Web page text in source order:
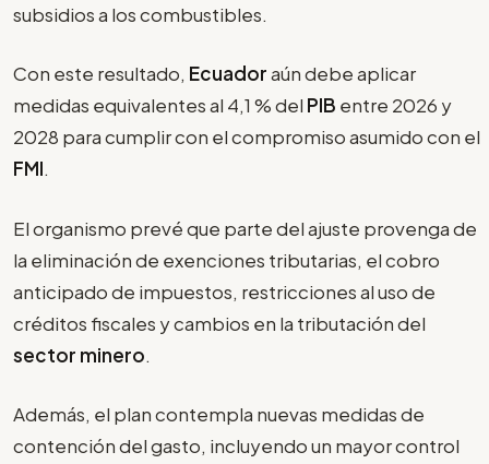
subsidios a los combustibles.
Con este resultado, Ecuadoraún debe aplicar
medidas equivalentes al 4,1 % del PIB entre 2026 y
2028 para cumplir con el compromiso asumido con el
FMI.
El organismo prevé que parte del ajuste provenga de
la eliminación de exenciones tributarias, el cobro
anticipado de impuestos, restricciones al uso de
créditos fiscales y cambios en la tributación del
sector minero.
Además, el plan contempla nuevas medidas de
contención del gasto, incluyendo un mayor control